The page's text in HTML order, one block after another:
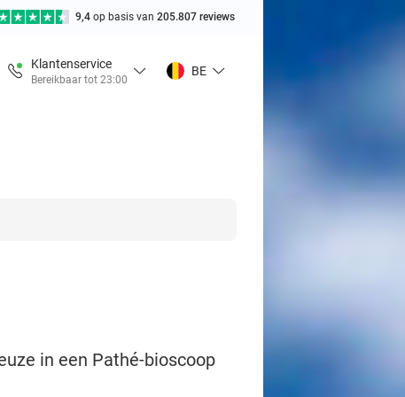
9,4 op basis van 205.807 reviews
Klantenservice
Bereikbaar tot 23:00
BE
in een Pathé-bioscoop